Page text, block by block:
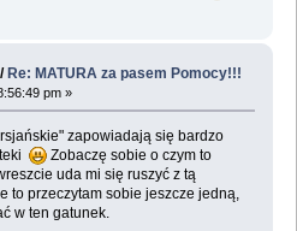
/ Re: MATURA za pasem Pomocy!!!
pm »
zapowiadają się bardzo
Zobaczę sobie o czym to
uda mi się ruszyć z tą
to przeczytam sobie jeszcze jedną,
w ten gatunek.